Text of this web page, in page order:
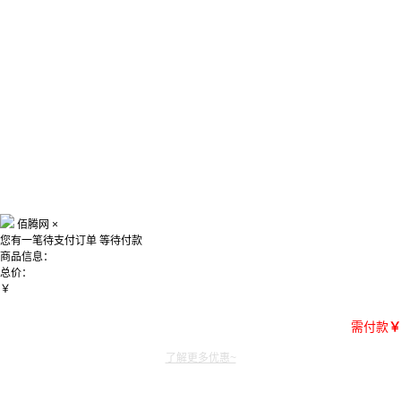
佰腾网 ×
您有一笔待支付订单 等待付款
商品信息：
总价：
￥
需付款￥
了解更多优惠~